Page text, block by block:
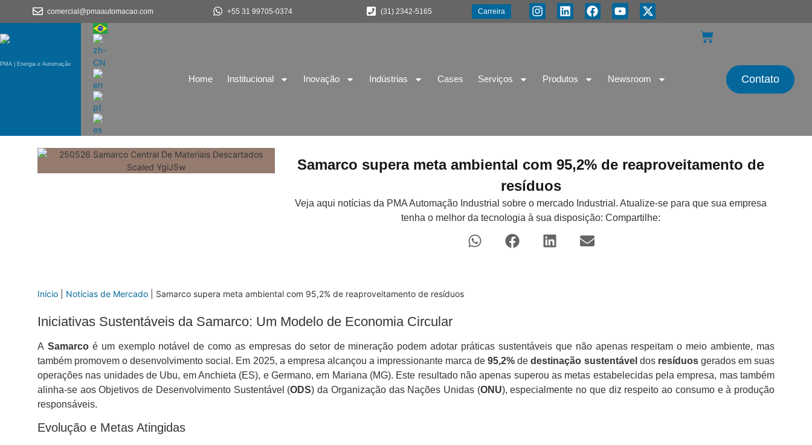
comercial@pmaautomacao.com +55 31 99705-0374 (31) 2342-5165 Carreira
PMA | Energia e Automação
Home Institucional Inovação Indústrias Cases Serviços Produtos Newsroom Contato
Samarco supera meta ambiental com 95,2% de reaproveitamento de
resíduos
Veja aqui notícias da PMA Automação Industrial sobre o mercado Industrial. Atualize-se para que sua empresa
tenha o melhor da tecnologia à sua disposição: Compartilhe:
Início Notícias de Mercado Samarco supera meta ambiental com 95,2% de reaproveitamento de resíduos
Iniciativas Sustentáveis da Samarco: Um Modelo de Economia Circular
A Samarcoé um exemplo notável de como as empresas do setor de mineração podem adotar práticas sustentáveis que não apenas respeitam o meio ambiente, mas
também promovem o desenvolvimento social. Em 2025, a empresa alcançou a impressionante marca de95,2% dedestinação sustentável dos resíduosgerados em suas
operações nas unidades de Ubu, em Anchieta (ES), e Germano, em Mariana (MG). Este resultado não apenas superou as metas estabelecidas pela empresa, mas também
alinha-se aos Objetivos de Desenvolvimento Sustentável (ODS) da Organização das Nações Unidas (ONU), especialmente no que diz respeito ao consumo e à produção
responsáveis.
Evolução e Metas Atingidas